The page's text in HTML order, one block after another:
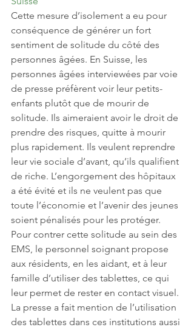
Cette mesure d’isolement a eu pour
conséquence de générer un fort
sentiment de solitude du côté des
personnes âgées. En Suisse, les
personnes âgées interviewées par voie
de presse préfèrent voir leur petits-
enfants plutôt que de mourir de
solitude. Ils aimeraient avoir le droit de
prendre des risques, quitte à mourir
plus rapidement. Ils veulent reprendre
leur vie sociale d’avant, qu’ils qualifient
de riche. L’engorgement des hôpitaux
a été évité et ils ne veulent pas que
toute l’économie et l’avenir des jeunes
soient pénalisés pour les protéger.
Pour contrer cette solitude au sein des
EMS, le personnel soignant propose
aux résidents, en les aidant, et à leur
famille d’utiliser des tablettes, ce qui
leur permet de rester en contact visuel.
La presse a fait mention de l’utilisation
des tablettes dans ces institutions aussi